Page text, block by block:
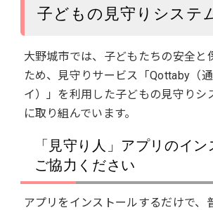
子どもの見守りシステ
大野城市では、子どもたちの安全と
ため、見守りサービス「Qottaby（
イ）」を利用した子どもの見守りシ
に取り組んでいます。
「見守り人」アプリのイン
ご協力ください
アプリをインストールするだけで、